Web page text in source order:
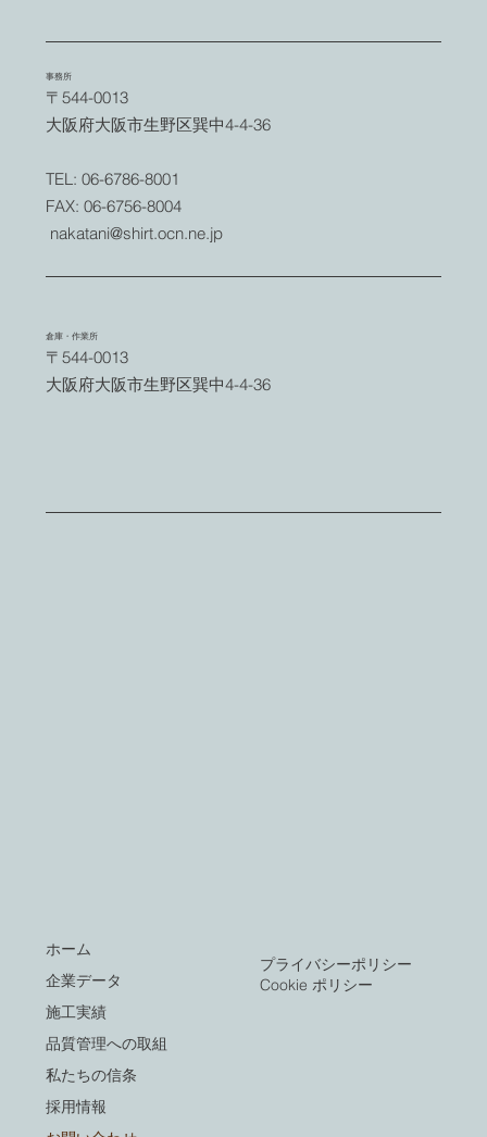
​事務所
〒544-0013
大阪府大阪市生野区巽中4-4-36
TEL: 06-6786-8001
FAX: 06-6756-8004
nakatani@shirt.ocn.ne.jp
倉庫・作業所
〒544-0013
大阪府大阪市生野区巽中4-4-36
ホーム
企業データ
施工実績
品質管理への取組
私たちの信条
採用情報
プライバシーポリシー
Cookie ポリシー